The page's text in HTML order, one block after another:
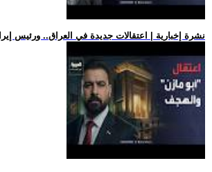
.. نشرة إخبارية | اعتقالات جديدة في العراق.. ورئيس